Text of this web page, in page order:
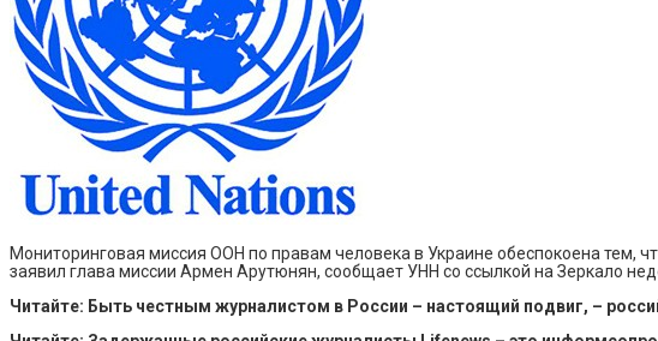
Мониторинговая миссия ООН по правам человека в Украине обеспокоена тем,
заявил глава миссии Армен Арутюнян, сообщает УНН со ссылкой на Зеркало
Читайте: Быть честным журналистом в России – настоящий подвиг, –